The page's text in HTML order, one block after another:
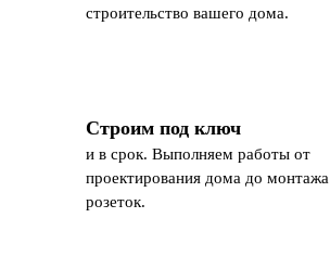
строительство вашего дома.
Строим под ключ
и в срок. Выполняем работы от
проектирования дома до монтажа
розеток.